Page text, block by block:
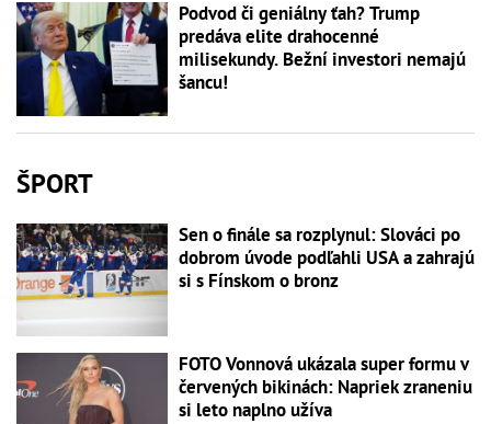
Podvod či geniálny ťah? Trump
predáva elite drahocenné
milisekundy. Bežní investori nemajú
šancu!
ŠPORT
Sen o finále sa rozplynul: Slováci po
dobrom úvode podľahli USA a zahrajú
si s Fínskom o bronz
FOTO Vonnová ukázala super formu v
červených bikinách: Napriek zraneniu
si leto naplno užíva